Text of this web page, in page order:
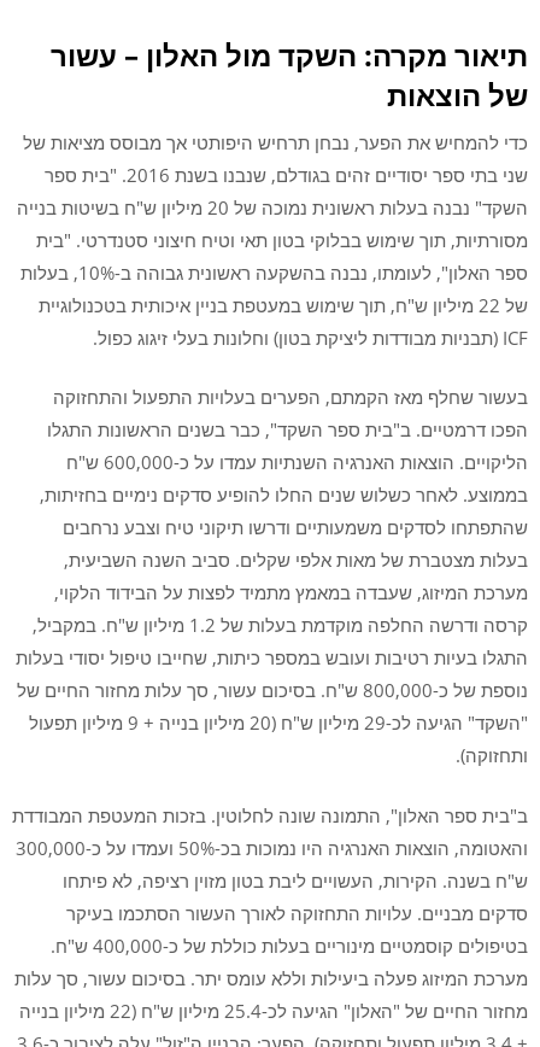
תיאור מקרה: השקד מול האלון – עשור
של הוצאות
כדי להמחיש את הפער, נבחן תרחיש היפותטי אך מבוסס מציאות של
שני בתי ספר יסודיים זהים בגודלם, שנבנו בשנת 2016. "בית ספר
השקד" נבנה בעלות ראשונית נמוכה של 20 מיליון ש"ח בשיטות בנייה
מסורתיות, תוך שימוש בבלוקי בטון תאי וטיח חיצוני סטנדרטי. "בית
ספר האלון", לעומתו, נבנה בהשקעה ראשונית גבוהה ב-10%, בעלות
של 22 מיליון ש"ח, תוך שימוש במעטפת בניין איכותית בטכנולוגיית
ICF (תבניות מבודדות ליציקת בטון) וחלונות בעלי זיגוג כפול.
בעשור שחלף מאז הקמתם, הפערים בעלויות התפעול והתחזוקה
הפכו דרמטיים. ב"בית ספר השקד", כבר בשנים הראשונות התגלו
הליקויים. הוצאות האנרגיה השנתיות עמדו על כ-600,000 ש"ח
בממוצע. לאחר כשלוש שנים החלו להופיע סדקים נימיים בחזיתות,
שהתפתחו לסדקים משמעותיים ודרשו תיקוני טיח וצבע נרחבים
בעלות מצטברת של מאות אלפי שקלים. סביב השנה השביעית,
מערכת המיזוג, שעבדה במאמץ מתמיד לפצות על הבידוד הלקוי,
קרסה ודרשה החלפה מוקדמת בעלות של 1.2 מיליון ש"ח. במקביל,
התגלו בעיות רטיבות ועובש במספר כיתות, שחייבו טיפול יסודי בעלות
נוספת של כ-800,000 ש"ח. בסיכום עשור, סך עלות מחזור החיים של
"השקד" הגיעה לכ-29 מיליון ש"ח (20 מיליון בנייה + 9 מיליון תפעול
ותחזוקה).
ב"בית ספר האלון", התמונה שונה לחלוטין. בזכות המעטפת המבודדת
והאטומה, הוצאות האנרגיה היו נמוכות בכ-50% ועמדו על כ-300,000
ש"ח בשנה. הקירות, העשויים ליבת בטון מזוין רציפה, לא פיתחו
סדקים מבניים. עלויות התחזוקה לאורך העשור הסתכמו בעיקר
בטיפולים קוסמטיים מינוריים בעלות כוללת של כ-400,000 ש"ח.
מערכת המיזוג פעלה ביעילות וללא עומס יתר. בסיכום עשור, סך עלות
מחזור החיים של "האלון" הגיעה לכ-25.4 מיליון ש"ח (22 מיליון בנייה